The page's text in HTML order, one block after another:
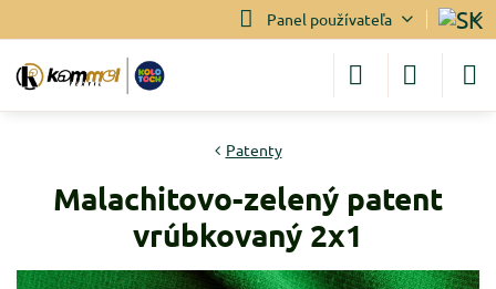
Panel používateľa
Patenty
Malachitovo-zelený patent
vrúbkovaný 2x1